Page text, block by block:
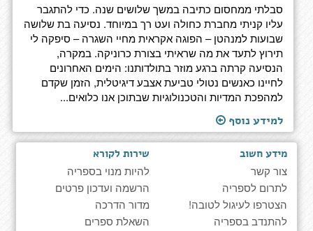
סבלתי ממחסום כתיבה במשך שלושים שנה. כדי להתגבר
עליו קניתי מחברת כחולה ועט רך במיוחד. נסיעה בת שלושה
שבועות למנהטן – הפוגה אקראית מחיי השגרה – סיפקה לי
תירוץ לתעד את מה שראיתי בצורת כרוניקה. במקרה,
הנסיעה קרתה ברגע מוזר בתולדותנו: הימים האחרונים
לחיינו כאנשים נטולי טביעת אצבע דיגיטלית, הזמן שקדם
למהפכת המדיות והטכנולוגיות שבתוכן אנו כלואים...
למידע נוסף
מידע חשוב
צור קשר
לתרום לספריה
הצטרפו לעיגול לטובה!
להתנדב בספריה
שירות לקורא
להיות מנוי בספריה
הרשמה ועדכון פרטים
מדור הדרכה
השאלת ספרים